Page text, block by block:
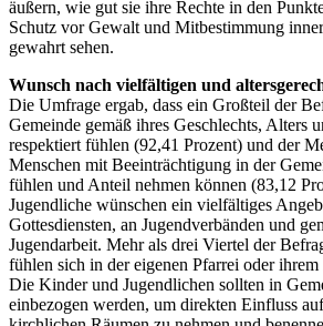
äußern, wie gut sie ihre Rechte in den
Schutz vor Gewalt und Mitbestimmung
gewahrt sehen.
Wunsch nach vielfältigen und
Die Umfrage ergab, dass ein Großteil der
Gemeinde gemäß ihres Geschlechts, Alters
respektiert fühlen (92,41 Prozent) und der
Menschen mit Beeinträchtigung in der
fühlen und Anteil nehmen können (83,12
Jugendliche wünschen ein vielfältiges
Gottesdiensten, an Jugendverbänden und
Jugendarbeit. Mehr als drei Viertel der
fühlen sich in der eigenen Pfarrei oder
Die Kinder und Jugendlichen sollten in
einbezogen werden, um direkten Einfluss